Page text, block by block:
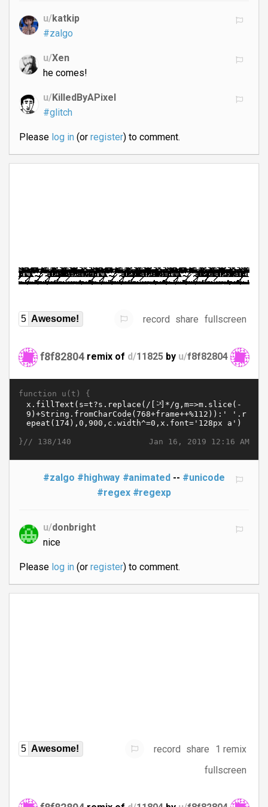
u/katkip
#zalgo
u/Xen
he comes!
u/KilledByAPixel
#glitch
Please log in(or register) to comment.
5 Awesome! record share fullscreen
f8f82804 remix of d/11825 by u/f8f82804
function u(t) {
Jan 16, 2019 12:16 AM
}// 138/140
#zalgo #highway #animated -- #unicode
#regex #regexp
u/donbright
nice
Please log in(or register) to comment.
5 Awesome! record share
1 remix
fullscreen